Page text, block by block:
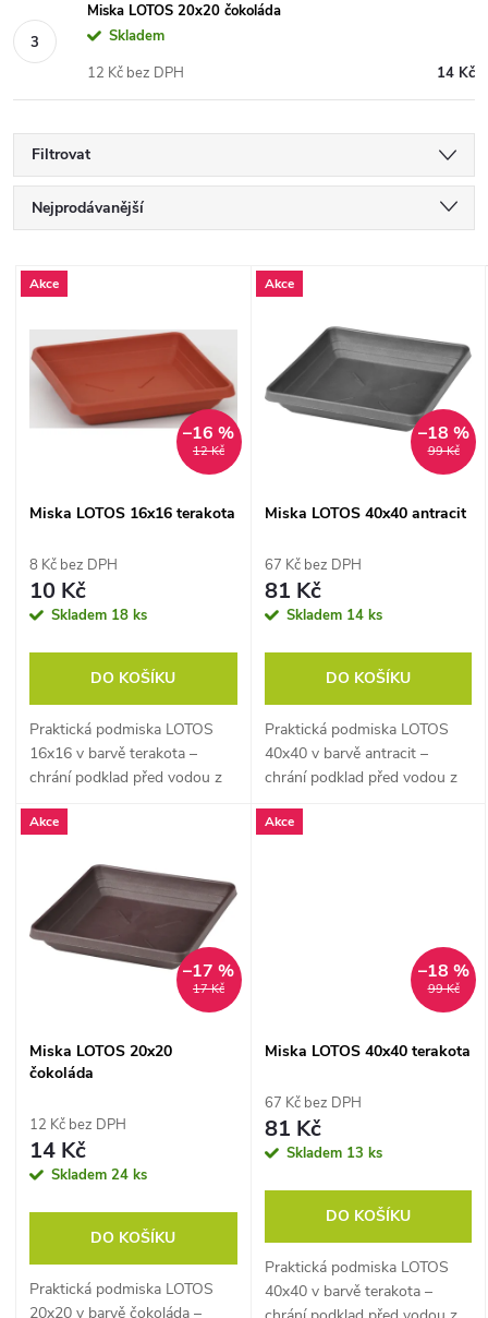
Miska LOTOS 20x20 čokoláda
Skladem
14 Kč
12 Kč bez DPH
Filtrovat
Ř
a
z
e
n
p
o
d
u
k
ů
Nejprodávanější
Nejdražší
Abecedně
V
ý
p
s
p
o
d
u
k
ů
Akce
12 Kč
–16 %
Miska LOTOS 16x16 terakota
8 Kč bez DPH
10 Kč
Skladem 18 ks
DO KOŠÍKU
Praktická podmiska LOTOS
16x16 v barvě terakota –
chrání podklad před vodou z
Akce
99 Kč
–18 %
Miska LOTOS 40x40 antracit
67 Kč bez DPH
81 Kč
Skladem 14 ks
DO KOŠÍKU
Praktická podmiska LOTOS
40x40 v barvě antracit –
chrání podklad před vodou z
Akce
17 Kč
–17 %
Miska LOTOS 20x20
čokoláda
12 Kč bez DPH
14 Kč
Skladem 24 ks
DO KOŠÍKU
Praktická podmiska LOTOS
20x20 v barvě čokoláda –
Akce
99 Kč
–18 %
Miska LOTOS 40x40 terakota
67 Kč bez DPH
81 Kč
Skladem 13 ks
DO KOŠÍKU
Praktická podmiska LOTOS
40x40 v barvě terakota –